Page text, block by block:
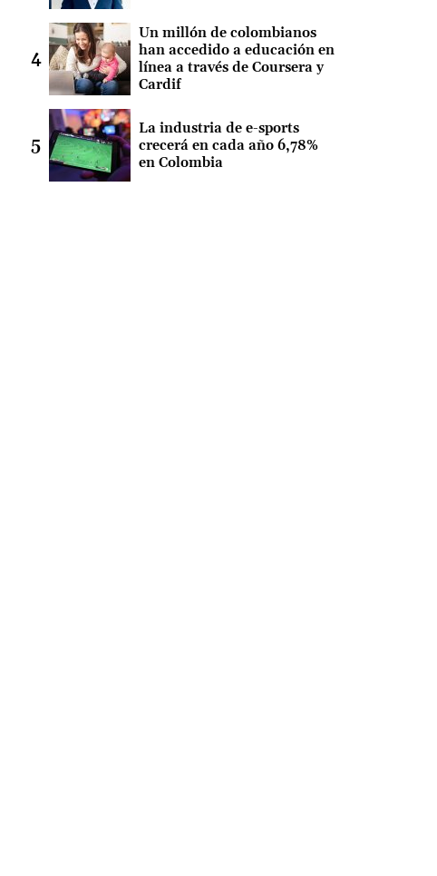
Un millón de colombianos
han accedido a educación en
línea a través de Coursera y
Cardif
La industria de e-sports
crecerá en cada año 6,78%
en Colombia